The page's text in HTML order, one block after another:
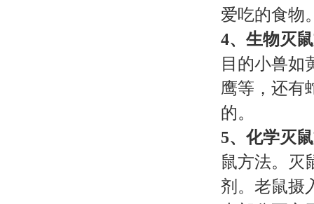
爱吃的食物
4、生物灭
目的小兽如
鹰等，还有
的。
5、化学灭
鼠方法。灭
剂。老鼠摄